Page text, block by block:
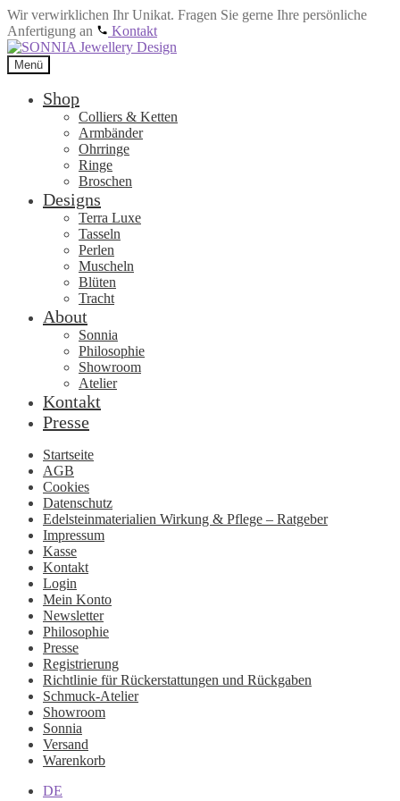
Wir verwirklichen Ihr Unikat. Fragen Sie gerne Ihre persönliche
Anfertigung an
Kontakt
Zur
Navigation
springen
Zum
Inhalt
springen
Menü
Shop
Colliers & Ketten
Armbänder
Ohrringe
Ringe
Broschen
Designs
Terra Luxe
Tasseln
Perlen
Muscheln
Blüten
Tracht
About
Sonnia
Philosophie
Showroom
Atelier
Kontakt
Presse
Startseite
AGB
Cookies
Datenschutz
Edelsteinmaterialien Wirkung & Pflege – Ratgeber
Impressum
Kasse
Kontakt
Login
Mein Konto
Newsletter
Philosophie
Presse
Registrierung
Richtlinie für Rückerstattungen und Rückgaben
Schmuck-Atelier
Showroom
Sonnia
Versand
Warenkorb
DE